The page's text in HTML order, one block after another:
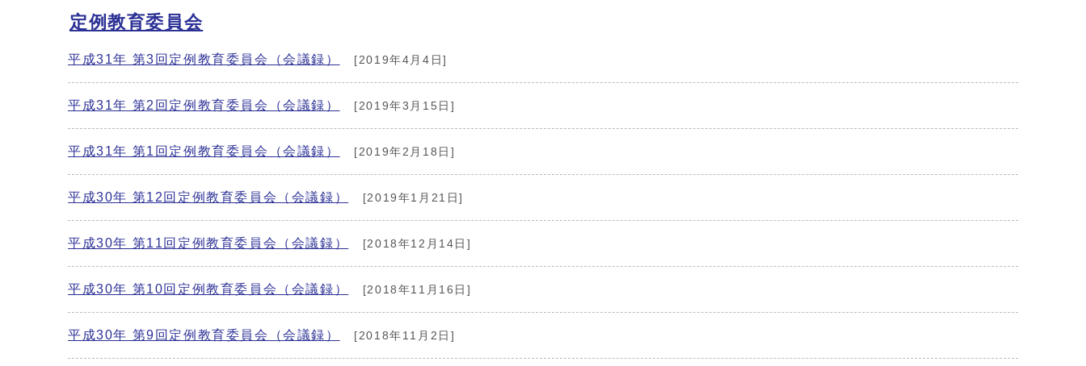
定例教育委員会
平成31年 第3回定例教育委員会（会議録） [2019年4月4日]
平成31年 第2回定例教育委員会（会議録） [2019年3月15日]
平成31年 第1回定例教育委員会（会議録） [2019年2月18日]
平成30年 第12回定例教育委員会（会議録） [2019年1月21日]
平成30年 第11回定例教育委員会（会議録） [2018年12月14日]
平成30年 第10回定例教育委員会（会議録） [2018年11月16日]
平成30年 第9回定例教育委員会（会議録） [2018年11月2日]